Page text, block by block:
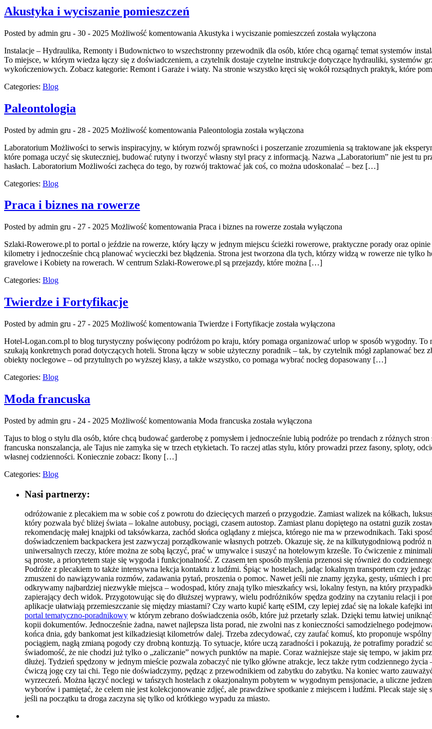
Akustyka i wyciszanie pomieszczeń
Posted by admin gru - 30 - 2025 Możliwość komentowania Akustyka i wyciszanie pomieszczeń została wyłączona
Instalacje – Hydraulika, Remonty i Budownictwo to wszechstronny przewodnik dla osób, które chcą ogarnąć temat systemów
To miejsce, w którym wiedza łączy się z doświadczeniem, a czytelnik dostaje czytelne instrukcje dotyczące hydrauliki, systemów
wykończeniowych. Zobacz kategorie: Remont i Garaże i wiaty. Na stronie wszystko kręci się wokół rozsądnych praktyk, które
Categories: Blog
Paleontologia
Posted by admin gru - 28 - 2025 Możliwość komentowania Paleontologia została wyłączona
Laboratorium Możliwości to serwis inspiracyjny, w którym rozwój sprawności i poszerzanie zrozumienia są traktowane jak
które pomaga uczyć się skuteczniej, budować rutyny i tworzyć własny styl pracy z informacją. Nazwa „Laboratorium” nie jest tu
hasłach. Laboratorium Możliwości zachęca do tego, by rozwój traktować jak coś, co można udoskonalać – bez […]
Categories: Blog
Praca i biznes na rowerze
Posted by admin gru - 27 - 2025 Możliwość komentowania Praca i biznes na rowerze została wyłączona
Szlaki-Rowerowe.pl to portal o jeździe na rowerze, który łączy w jednym miejscu ścieżki rowerowe, praktyczne porady oraz
kilometry i jednocześnie chcą planować wycieczki bez błądzenia. Strona jest tworzona dla tych, którzy widzą w rowerze nie
gravelowe i Kobiety na rowerach. W centrum Szlaki-Rowerowe.pl są przejazdy, które można […]
Categories: Blog
Twierdze i Fortyfikacje
Posted by admin gru - 27 - 2025 Możliwość komentowania Twierdze i Fortyfikacje została wyłączona
Hotel-Logan.com.pl to blog turystyczny poświęcony podróżom po kraju, który pomaga organizować urlop w sposób wygodny.
szukają konkretnych porad dotyczących hoteli. Strona łączy w sobie użyteczny poradnik – tak, by czytelnik mógł zaplanować bez
obiekty noclegowe – od przytulnych po wyższej klasy, a także wszystko, co pomaga wybrać nocleg dopasowany […]
Categories: Blog
Moda francuska
Posted by admin gru - 24 - 2025 Możliwość komentowania Moda francuska została wyłączona
Tajus to blog o stylu dla osób, które chcą budować garderobę z pomysłem i jednocześnie lubią podróże po trendach z różnych
francuska nonszalancja, ale Tajus nie zamyka się w trzech etykietach. To raczej atlas stylu, który prowadzi przez fasony, sploty,
własnej codzienności. Koniecznie zobacz: Ikony […]
Categories: Blog
Nasi partnerzy:
odróżowanie z plecakiem ma w sobie coś z powrotu do dziecięcych marzeń o przygodzie. Zamiast walizek na kółkach,
który pozwala być bliżej świata – lokalne autobusy, pociągi, czasem autostop. Zamiast planu dopiętego na ostatni guzik
rekomendację małej knajpki od taksówkarza, zachód słońca oglądany z miejsca, którego nie ma w przewodnikach. Taki
doświadczeniem backpackera jest zazwyczaj porządkowanie własnych potrzeb. Okazuje się, że na kilkutygodniową
uniwersalnych rzeczy, które można ze sobą łączyć, prać w umywalce i suszyć na hotelowym krześle. To ćwiczenie z
są proste, a priorytetem staje się wygoda i funkcjonalność. Z czasem ten sposób myślenia przenosi się również do
Podróże z plecakiem to także intensywna lekcja kontaktu z ludźmi. Śpiąc w hostelach, jadąc lokalnym transportem czy
zmuszeni do nawiązywania rozmów, zadawania pytań, proszenia o pomoc. Nawet jeśli nie znamy języka, gesty, uśmiech i
odkrywamy najbardziej niezwykłe miejsca – wodospad, który znają tylko mieszkańcy wsi, lokalny festyn, na który
zapierający dech widok. Przygotowując się do dłuższej wyprawy, wielu podróżników spędza godziny na czytaniu relacji i
aplikacje ułatwiają przemieszczanie się między miastami? Czy warto kupić kartę eSIM, czy lepiej zdać się na lokale kafejki
portal tematyczno-poradnikowy w którym zebrano doświadczenia osób, które już przetarły szlak. Dzięki temu łatwiej
kopii dokumentów. Jednocześnie żadna, nawet najlepsza lista porad, nie zwolni nas z konieczności samodzielnego
końca dnia, gdy bankomat jest kilkadziesiąt kilometrów dalej. Trzeba zdecydować, czy zaufać komuś, kto proponuje
pociągiem, nagłą zmianą pogody czy drobną kontuzją. To sytuacje, które uczą zaradności i pokazują, że potrafimy
świadomość, że nie chodzi już tylko o „zaliczanie” nowych punktów na mapie. Coraz ważniejsze staje się tempo, w jakim
dłużej. Tydzień spędzony w jednym mieście pozwala zobaczyć nie tylko główne atrakcje, lecz także rytm codziennego
ćwiczą jogę czy tai chi. Tego nie doświadczymy, pędząc z przewodnikiem od zabytku do zabytku. Na koniec warto
wyrzeczeń. Można łączyć noclegi w tańszych hostelach z okazjonalnym pobytem w wygodnym pensjonacie, a uliczne
wyborów i pamiętać, że celem nie jest kolekcjonowanie zdjęć, ale prawdziwe spotkanie z miejscem i ludźmi. Plecak staje
jeśli na początku ta droga zaczyna się tylko od krótkiego wypadu za miasto.